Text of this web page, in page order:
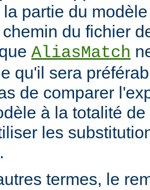
la partie du
du fichier
AliasMatch
qu'il sera
de comparer
à la totalité
les
termes, le